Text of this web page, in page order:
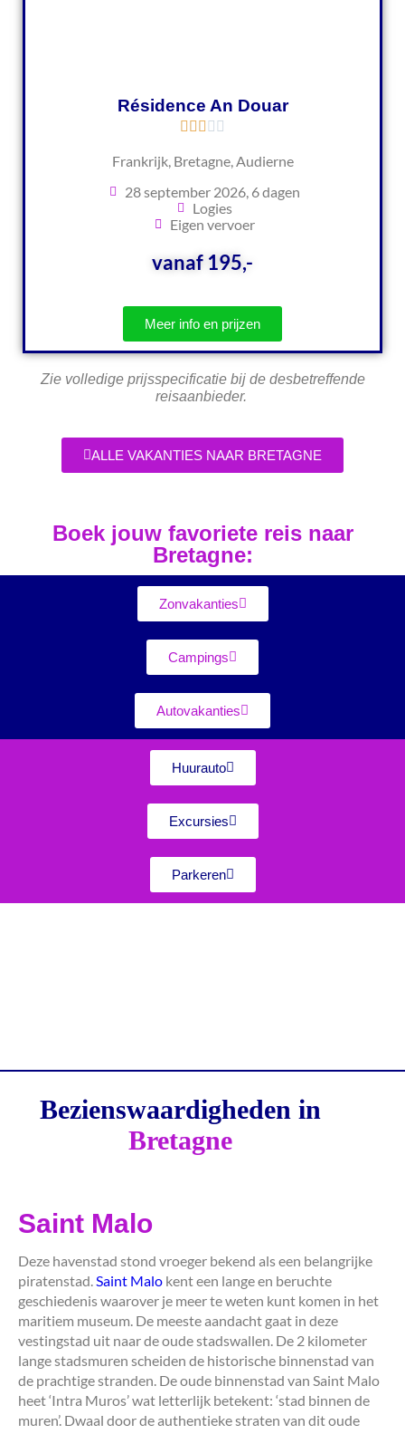
Résidence An Douar
Frankrijk, Bretagne, Audierne
28 september 2026, 6 dagen
Logies
Eigen vervoer
vanaf 195,-
Meer info en prijzen
Zie volledige prijsspecificatie bij de desbetreffende
reisaanbieder.
ALLE VAKANTIES NAAR BRETAGNE
Boek jouw favoriete reis naar
Bretagne:
Zonvakanties
Campings
Autovakanties
Huurauto
Excursies
Parkeren
Bezienswaardigheden in
Bretagne
Saint Malo
Deze havenstad stond vroeger bekend als een belangrijke
piratenstad.Saint Malo kent een lange en beruchte
geschiedenis waarover je meer te weten kunt komen in het
maritiem museum. De meeste aandacht gaat in deze
vestingstad uit naar de oude stadswallen. De 2 kilometer
lange stadsmuren scheiden de historische binnenstad van
de prachtige stranden. De oude binnenstad van Saint Malo
heet ‘Intra Muros’ wat letterlijk betekent: ‘stad binnen de
muren’. Dwaal door de authentieke straten van dit oude